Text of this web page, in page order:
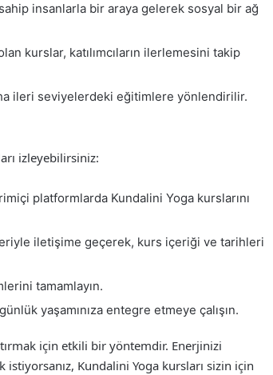
insanlarla bir araya gelerek sosyal bir ağ
kurslar, katılımcıların ilerlemesini takip
ileri seviyelerdeki eğitimlere yönlendirilir.
izleyebilirsiniz:
platformlarda Kundalini Yoga kurslarını
iletişime geçerek, kurs içeriği ve tarihleri
tamamlayın.
yaşamınıza entegre etmeye çalışın.
için etkili bir yöntemdir. Enerjinizi
Kundalini Yoga kursları sizin için